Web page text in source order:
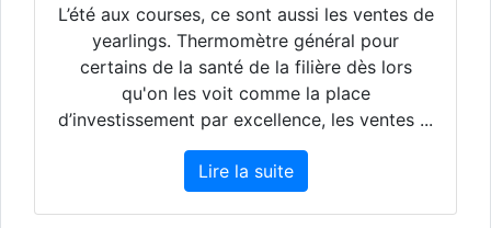
L’été aux courses, ce sont aussi les ventes de
yearlings. Thermomètre général pour
certains de la santé de la filière dès lors
qu'on les voit comme la place
d’investissement par excellence, les ventes ...
Lire la suite